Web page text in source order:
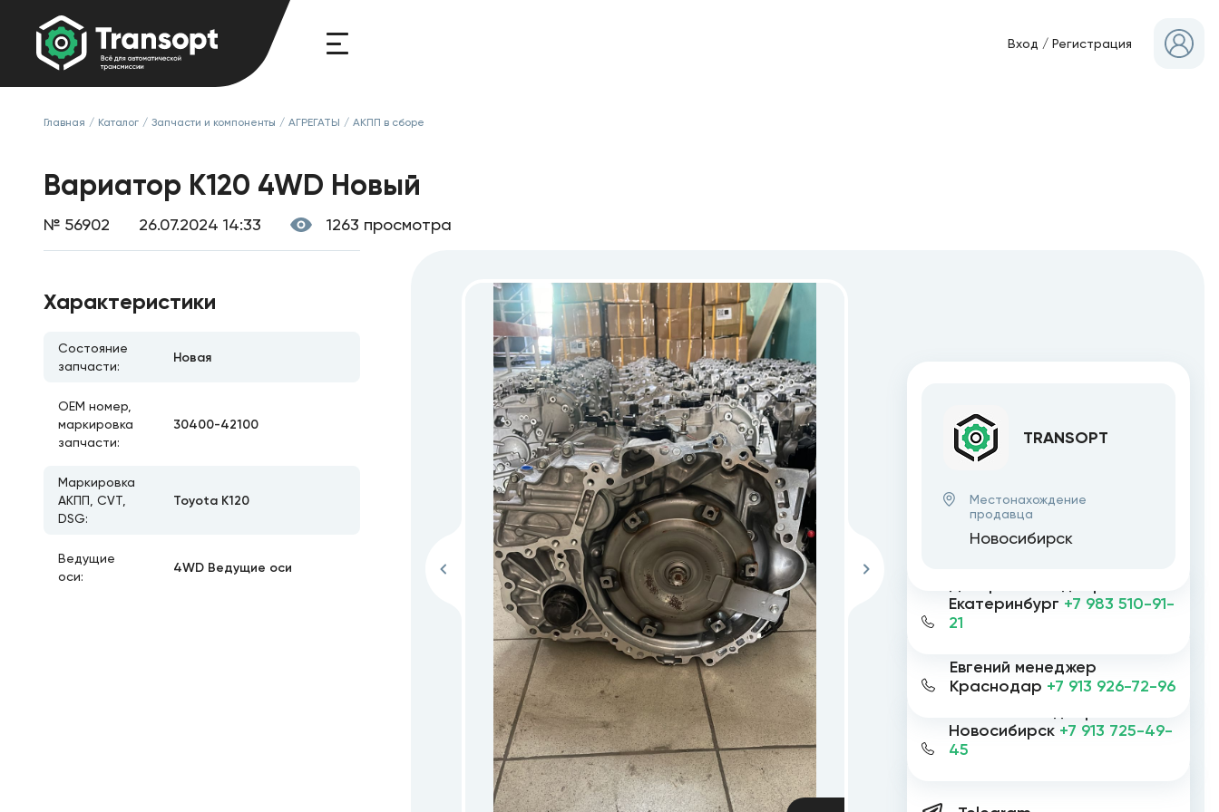
Вход /Регистрация
Главная / Каталог / Запчасти и компоненты / АГРЕГАТЫ / АКПП в сборе
Вариатор K120 4WD Новый
№ 56902 26.07.2024 14:33 1263 просмотра
Характеристики
Состояние
запчасти:
Новая
ОЕМ номер,
маркировка
запчасти:
30400-42100
Маркировка
АКПП, CVT,
DSG:
Toyota K120
Ведущие
оси:
4WD Ведущие оси
Новосибирск +7 913 725-49-
45
Евгений менеджер
Краснодар +7 913 926-72-96
Екатеринбург +7 983 510-91-
21
TRANSOPT
Местонахождение
продавца
Новосибирск